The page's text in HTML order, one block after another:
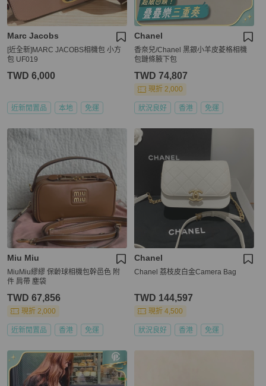
Marc Jacobs
[近全新]MARC JACOBS相機包 小方
包 UF019
TWD 6,000
近新閒置品 本地 免運
Chanel
香奈兒/Chanel 黑銀小羊皮菱格相機
包鏈條腋下包
TWD 74,807
現折 2,000
狀況良好 香港 免運
Miu Miu
MiuMiu繆繆 保齡球相機包幹邑色 附
件 肩帶 塵袋
TWD 67,856
現折 2,000
近新閒置品 香港 免運
Chanel
Chanel 荔枝皮白金Camera Bag
TWD 144,597
現折 4,500
狀況良好 香港 免運